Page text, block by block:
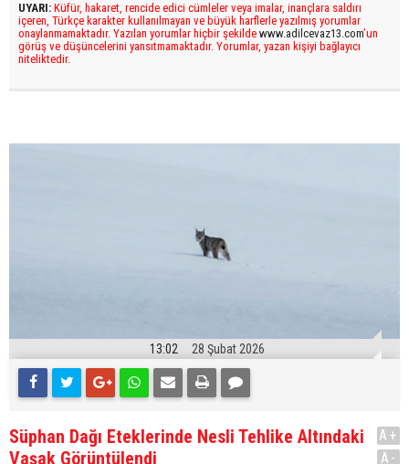
UYARI: Küfür, hakaret, rencide edici cümleler veya imalar, inançlara saldırı
içeren, Türkçe karakter kullanılmayan ve büyük harflerle yazılmış yorumlar
onaylanmamaktadır. Yazılan yorumlar hiçbir şekilde www.adilcevaz13.com’un
görüş ve düşüncelerini yansıtmamaktadır. Yorumlar, yazan kişiyi bağlayıcı
niteliktedir.
13:02 28 Şubat 2026
Süphan Dağı Eteklerinde Nesli Tehlike Altındaki
Vaşak Görüntülendi
A+
A-